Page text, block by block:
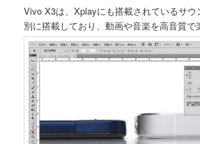
Vivo X3は、Xplayにも搭載されているサウ
別に搭載しており、動画や音楽を高音質で